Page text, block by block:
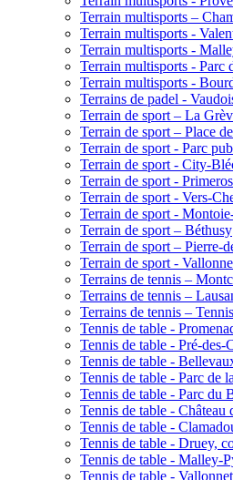
Terrain multisports –
Terrain multisports -
Terrain multisports -
Terrain multisports - Parc
Terrain multisports -
Terrains de padel -
Terrain de sport – La
Terrain de sport – Place
Terrain de sport - Parc
Terrain de sport - City-
Terrain de sport -
Terrain de sport - Vers-
Terrain de sport -
Terrain de sport – Béthusy
Terrain de sport – Pierre-
Terrain de sport -
Terrains de tennis –
Terrains de tennis –
Terrains de tennis –
Tennis de table -
Tennis de table - Pré-des-
Tennis de table -
Tennis de table - Parc de
Tennis de table - Parc du
Tennis de table - Château
Tennis de table -
Tennis de table - Druey,
Tennis de table - Malley-
Tennis de table -